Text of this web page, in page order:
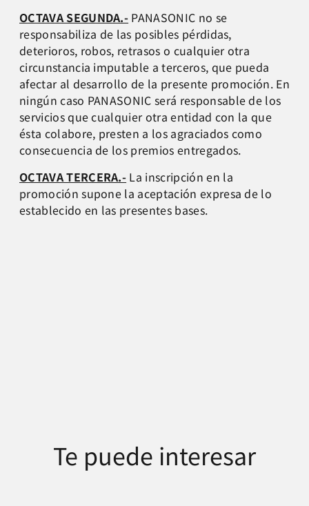
OCTAVA SEGUNDA.- PANASONIC no se
responsabiliza de las posibles pérdidas,
deterioros, robos, retrasos o cualquier otra
circunstancia imputable a terceros, que pueda
afectar al desarrollo de la presente promoción. En
ningún caso PANASONIC será responsable de los
servicios que cualquier otra entidad con la que
ésta colabore, presten a los agraciados como
consecuencia de los premios entregados.
OCTAVA TERCERA.- La inscripción en la
promoción supone la aceptación expresa de lo
establecido en las presentes bases.
Te puede interesar